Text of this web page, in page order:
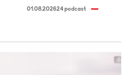
01.08.202624 podcast